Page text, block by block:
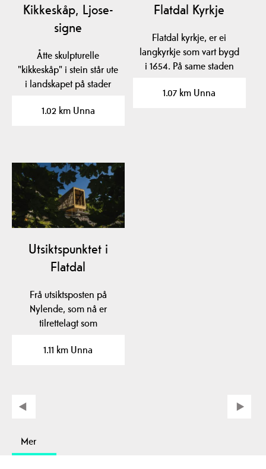
Kikkeskåp, Ljose-
signe
Åtte skulpturelle
"kikkeskåp" i stein står ute
i landskapet på stader
1.02 km Unna
Flatdal Kyrkje
Flatdal kyrkje, er ei
langkyrkje som vart bygd
i 1654. På same staden
1.07 km Unna
Utsiktspunktet i
Flatdal
Frå utsiktsposten på
Nylende, som nå er
tilrettelagt som
ser du…
1.11 km Unna
Mer